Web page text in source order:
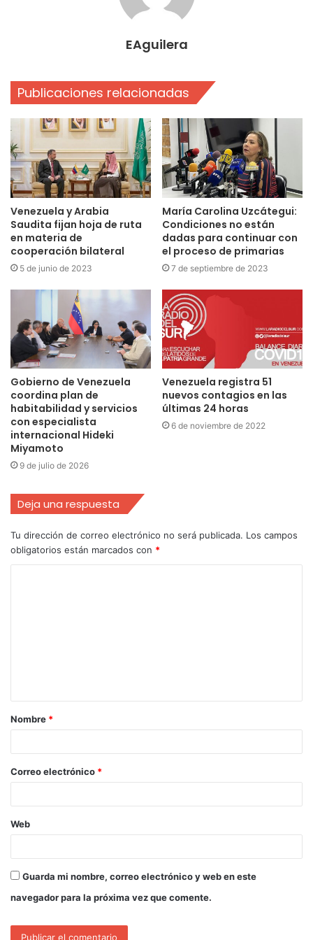
EAguilera
Publicaciones relacionadas
Venezuela y Arabia
Saudita fijan hoja de ruta
en materia de
cooperación bilateral
5 de junio de 2023
María Carolina Uzcátegui:
Condiciones no están
dadas para continuar con
el proceso de primarias
7 de septiembre de 2023
Gobierno de Venezuela
coordina plan de
habitabilidad y servicios
con especialista
internacional Hideki
Miyamoto
9 de julio de 2026
Venezuela registra 51
nuevos contagios en las
últimas 24 horas
6 de noviembre de 2022
Deja una respuesta
Tu dirección de correo electrónico no será publicada. Los campos
obligatorios están marcados con *
Nombre *
Correo electrónico *
Web
Guarda mi nombre, correo electrónico y web en este
navegador para la próxima vez que comente.